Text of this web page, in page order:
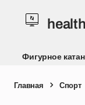
Фигурное
Главная Спорт